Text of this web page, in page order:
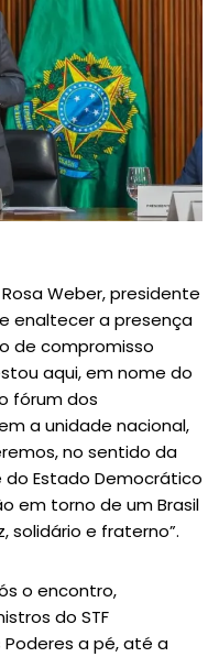
Weber, presidente
enaltecer a presença
de compromisso
aqui, em nome do
fórum dos
a unidade nacional,
no sentido da
Estado Democrático
em torno de um Brasil
solidário e fraterno”.
o encontro,
do STF
a pé, até a